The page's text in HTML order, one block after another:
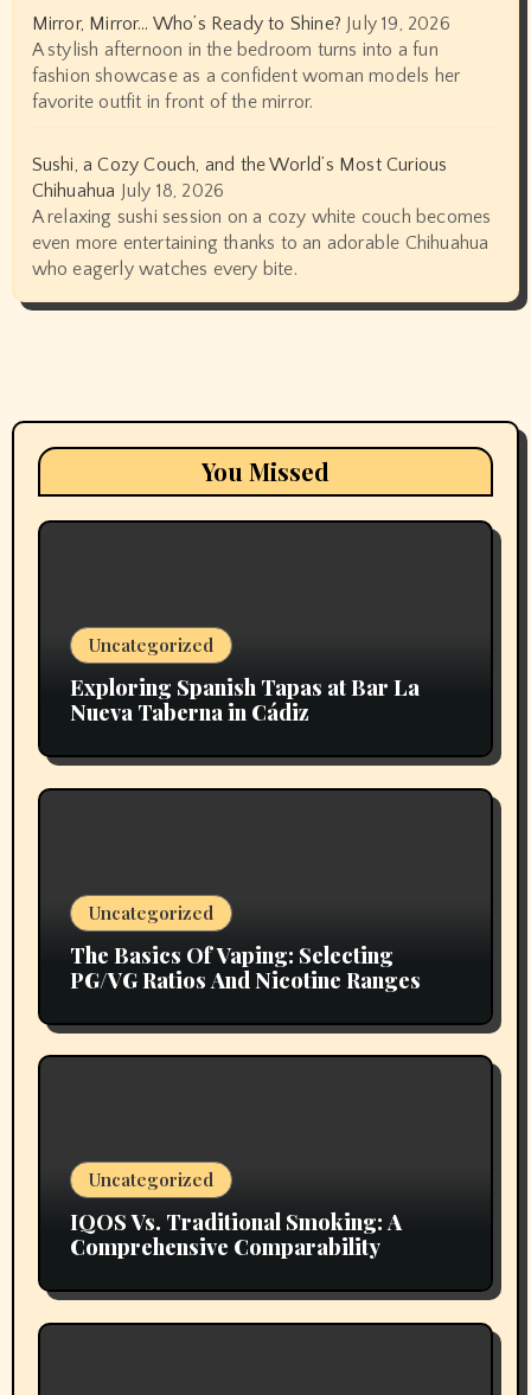
Mirror, Mirror… Who’s Ready to Shine? July 19, 2026
A stylish afternoon in the bedroom turns into a fun
fashion showcase as a confident woman models her
favorite outfit in front of the mirror.
Sushi, a Cozy Couch, and the World’s Most Curious
Chihuahua July 18, 2026
A relaxing sushi session on a cozy white couch becomes
even more entertaining thanks to an adorable Chihuahua
who eagerly watches every bite.
You Missed
Uncategorized
Exploring Spanish Tapas at Bar La
Nueva Taberna in Cádiz
Uncategorized
The Basics Of Vaping: Selecting
PG/VG Ratios And Nicotine Ranges
Uncategorized
IQOS Vs. Traditional Smoking: A
Comprehensive Comparability